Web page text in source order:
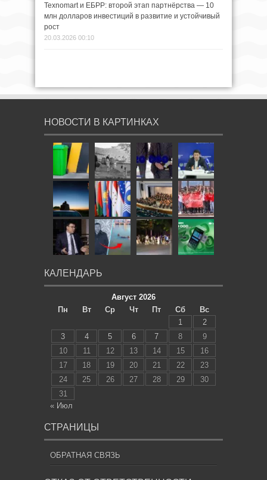
Texnomart и ЕБРР: второй этап партнёрства — 10
млн долларов инвестиций в развитие и устойчивый
рост
20.03.2026 00:10
НОВОСТИ В КАРТИНКАХ
КАЛЕНДАРЬ
Август 2026
Пн
Вт Ср Чт Пт Сб
Вс
1
2
3
4 5 6 7 8
9
10
11 12 13 14 15
16
17
18 19 20 21 22
23
24
25 26 27 28 29
30
31
« Июл
СТРАНИЦЫ
ОБРАТНАЯ СВЯЗЬ